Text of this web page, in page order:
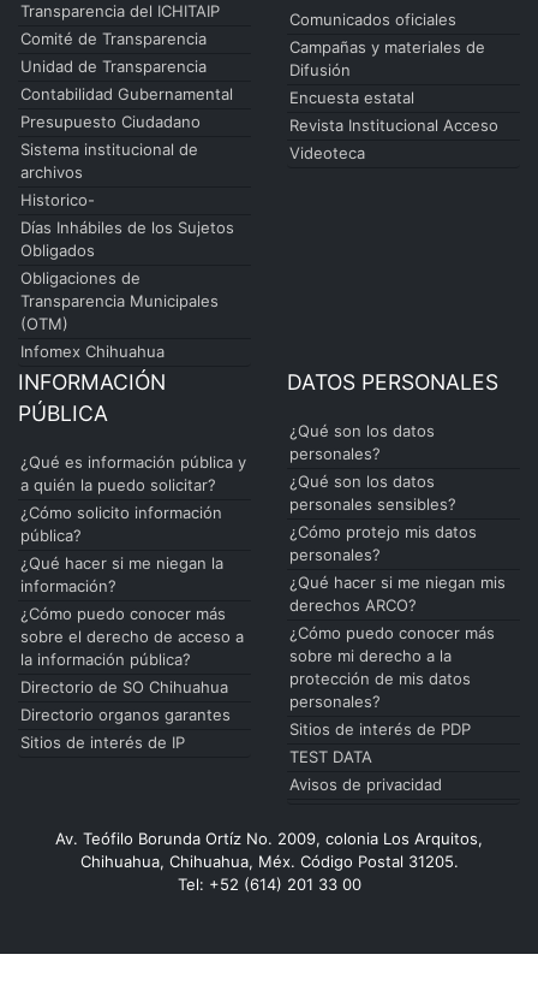
Transparencia del ICHITAIP
Comité de Transparencia
Unidad de Transparencia
Contabilidad Gubernamental
Presupuesto Ciudadano
Sistema institucional de
archivos
Historico-
Días Inhábiles de los Sujetos
Obligados
Obligaciones de
Transparencia Municipales
(OTM)
Infomex Chihuahua
Comunicados oficiales
Campañas y materiales de
Difusión
Encuesta estatal
Revista Institucional Acceso
Videoteca
INFORMACIÓN
PÚBLICA
¿Qué es información pública y
a quién la puedo solicitar?
¿Cómo solicito información
pública?
¿Qué hacer si me niegan la
información?
¿Cómo puedo conocer más
sobre el derecho de acceso a
la información pública?
Directorio de SO Chihuahua
Directorio organos garantes
Sitios de interés de IP
DATOS PERSONALES
¿Qué son los datos
personales?
¿Qué son los datos
personales sensibles?
¿Cómo protejo mis datos
personales?
¿Qué hacer si me niegan mis
derechos ARCO?
¿Cómo puedo conocer más
sobre mi derecho a la
protección de mis datos
personales?
Sitios de interés de PDP
TEST DATA
Avisos de privacidad
Av. Teófilo Borunda Ortíz No. 2009, colonia Los Arquitos,
Chihuahua, Chihuahua, Méx. Código Postal 31205.
Tel: +52 (614) 201 33 00